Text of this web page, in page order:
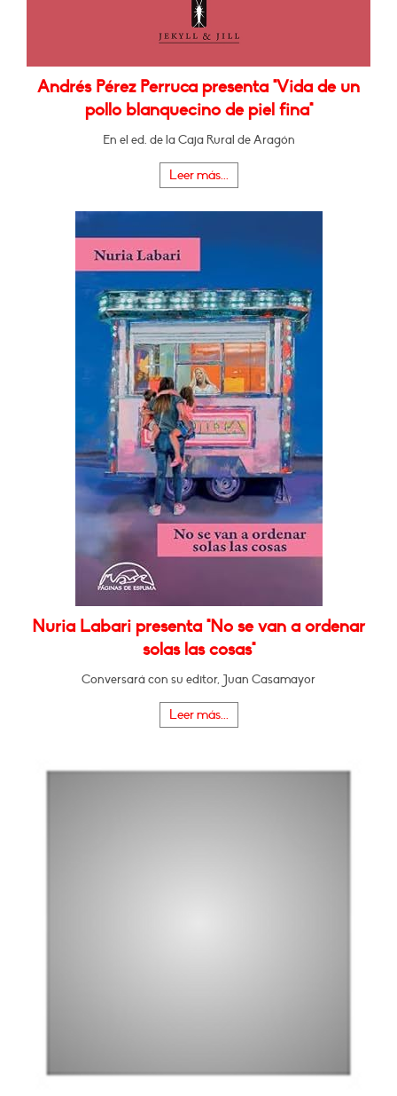
Andrés Pérez Perruca presenta "Vida de un
pollo blanquecino de piel fina"
En el ed. de la Caja Rural de Aragón
Leer más...
Nuria Labari presenta "No se van a ordenar
solas las cosas"
Conversará con su editor, Juan Casamayor
Leer más...